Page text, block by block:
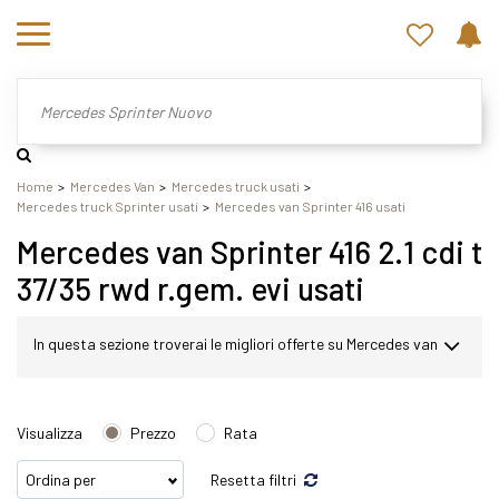
Home Mercedes Van
Mercedes truck usati
Mercedes truck Sprinter usati
Mercedes van Sprinter 416 usati
Mercedes van Sprinter 416 2.1 cdi t
37/35 rwd r.gem. evi usati
In questa sezione troverai le migliori offerte su Mercedes van
Visualizza Prezzo Rata
Resetta filtri